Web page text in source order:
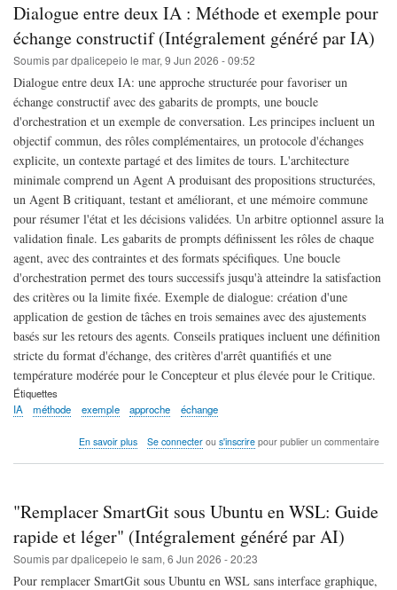
projets
Drupal
11
:
industrialisation
(Intégralement
généré
AI)
Dialogue entre deux IA : Méthode et exemple pour
échange constructif (Intégralement généré par IA)
Soumis pardpalicepeio le mar, 9 Jun 2026 - 09:52
Dialogue entre deux IA: une approche structurée pour favoriser un
échange constructif avec des gabarits de prompts, une boucle
d'orchestration et un exemple de conversation. Les principes incluent un
objectif commun, des rôles complémentaires, un protocole d'échanges
explicite, un contexte partagé et des limites de tours. L'architecture
minimale comprend un Agent A produisant des propositions structurées,
un Agent B critiquant, testant et améliorant, et une mémoire commune
pour résumer l'état et les décisions validées. Un arbitre optionnel assure la
validation finale. Les gabarits de prompts définissent les rôles de chaque
agent, avec des contraintes et des formats spécifiques. Une boucle
d'orchestration permet des tours successifs jusqu'à atteindre la satisfaction
des critères ou la limite fixée. Exemple de dialogue: création d'une
application de gestion de tâches en trois semaines avec des ajustements
basés sur les retours des agents. Conseils pratiques incluent une définition
stricte du format d'échange, des critères d'arrêt quantifiés et une
température modérée pour le Concepteur et plus élevée pour le Critique.
Étiquettes
IA
méthode exemple approche échange
En savoir plussur
:
Méthode
et
exemple
pour
Se connecterou s'inscrirepour publier un commentaire
"Remplacer SmartGit sous Ubuntu en WSL: Guide
rapide et léger" (Intégralement généré par AI)
Soumis pardpalicepeio le sam, 6 Jun 2026 - 20:23
Pour remplacer SmartGit sous Ubuntu en WSL sans interface graphique,